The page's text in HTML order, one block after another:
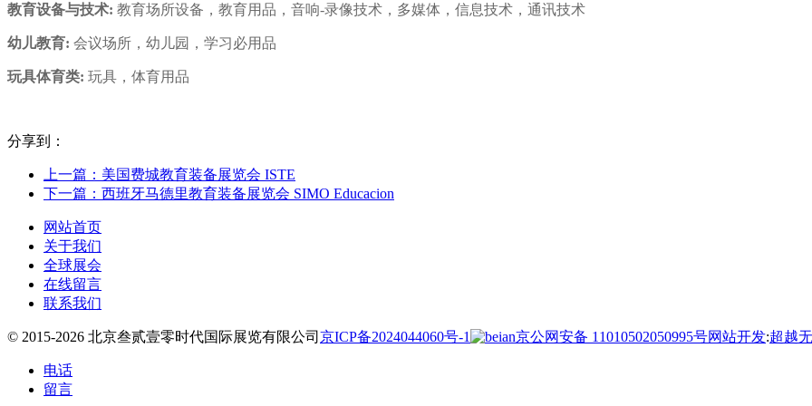
教育设备与技术: 教育场所设备，教育用品，音响-录像技术，多媒体，信息技术，通讯技术
幼儿教育: 会议场所，幼儿园，学习必用品
玩具体育类: 玩具，体育用品
分享到：
上一篇：美国费城教育装备展览会 ISTE
下一篇：西班牙马德里教育装备展览会 SIMO Educacion
网站首页
关于我们
全球展会
在线留言
联系我们
© 2015-2026 北京叁贰壹零时代国际展览有限公司 京ICP备2024044060号-1 京公网安备 11010502050995号网站开发:超越
电话
留言